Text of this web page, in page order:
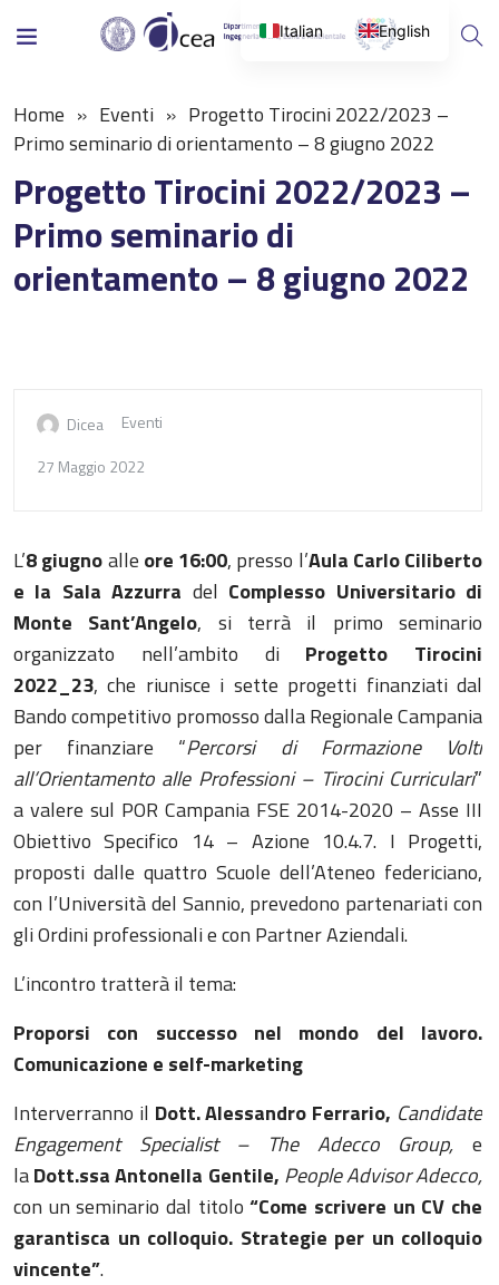
Home Eventi
Progetto Tirocini 2022/2023 –
Primo seminario di orientamento – 8 giugno 2022
Progetto Tirocini 2022/2023 –
Primo seminario di
orientamento – 8 giugno 2022
Dicea
Eventi
27 Maggio 2022
L’8 giugnoalle ore 16:00, presso l’Aula Carlo Ciliberto
e la Sala Azzurra del Complesso Universitario di
Monte Sant’Angelo, si terrà il primo seminario
organizzato nell’ambito diProgetto Tirocini
2022_23, che riunisce i sette progetti finanziati dal
Bando competitivo promosso dalla Regionale Campania
per finanziare “Percorsi di Formazione Volti
all’Orientamento alle Professioni – Tirocini Curriculari”
a valere sul POR Campania FSE 2014-2020 – Asse III
Obiettivo Specifico 14 – Azione 10.4.7. I Progetti,
proposti dalle quattro Scuole dell’Ateneo federiciano,
con l’Università del Sannio, prevedono partenariati con
gli Ordini professionali e con Partner Aziendali.
L’incontro tratterà il tema:
Proporsi con successo nel mondo del lavoro.
Comunicazione e self-marketing
Interverranno il Dott. Alessandro Ferrario, Candidate
Engagement Specialist – The Adecco Group, e
laDott.ssa Antonella Gentile, People Advisor Adecco,
con un seminario dal titolo“Come scrivere un CV che
garantisca un colloquio. Strategie per un colloquio
vincente”.
Italian English